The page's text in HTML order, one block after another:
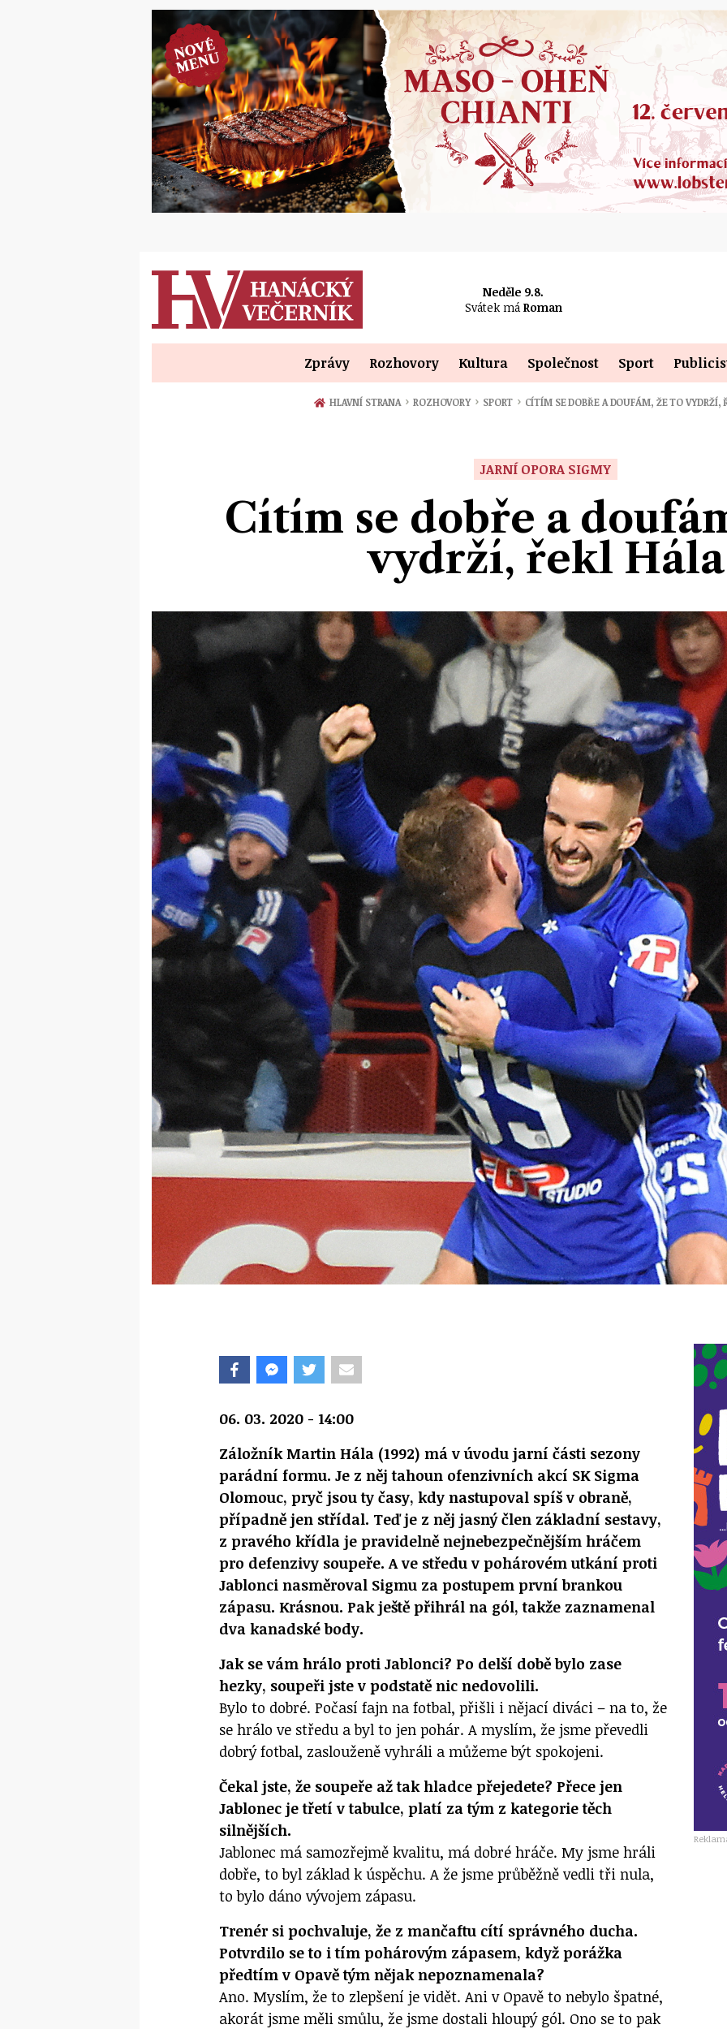
Neděle 9.8.
Svátek má Roman
Zprávy Rozhovory Kultura Společnost Sport
HLAVNÍ STRANA › ROZHOVORY › SPORT › CÍTÍM SE DOBŘE A DOUFÁM, ŽE TO VYDRŽÍ,
JARNÍ OPORA SIGMY
Cítím se dobře a
vydrží, řekl Hála
06. 03. 2020 - 14:00
Záložník Martin Hála (1992) má v úvodu jarní části sezony
parádní formu. Je z něj tahoun ofenzivních akcí SK Sigma
Olomouc, pryč jsou ty časy, kdy nastupoval spíš v obraně,
případně jen střídal. Teď je z něj jasný člen základní sestavy,
z pravého křídla je pravidelně nejnebezpečnějším hráčem
pro defenzivy soupeře. A ve středu v pohárovém utkání proti
Jablonci nasměroval Sigmu za postupem první brankou
zápasu. Krásnou. Pak ještě přihrál na gól, takže zaznamenal
dva kanadské body.
Jak se vám hrálo proti Jablonci? Po delší době bylo zase
hezky, soupeři jste v podstatě nic nedovolili.
Bylo to dobré. Počasí fajn na fotbal, přišli i nějací diváci – na to, že
se hrálo ve středu a byl to jen pohár. A myslím, že jsme převedli
dobrý fotbal, zaslouženě vyhráli a můžeme být spokojeni.
Čekal jste, že soupeře až tak hladce přejedete? Přece jen
Jablonec je třetí v tabulce, platí za tým z kategorie těch
silnějších.
Jablonec má samozřejmě kvalitu, má dobré hráče. My jsme hráli
dobře, to byl základ k úspěchu. A že jsme průběžně vedli tři nula,
to bylo dáno vývojem zápasu.
Trenér si pochvaluje, že z mančaftu cítí správného ducha.
Potvrdilo se to i tím pohárovým zápasem, když porážka
předtím v Opavě tým nějak nepoznamenala?
Ano. Myslím, že to zlepšení je vidět. Ani v Opavě to nebylo špatné,
akorát jsme měli smůlu, že jsme dostali hloupý gól. Ono se to pak